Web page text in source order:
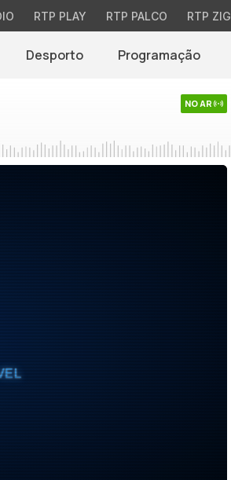
RTP PLAY RTP PALCO RTP
Desporto Programação
NO AR